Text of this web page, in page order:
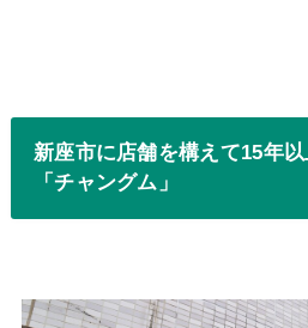
新座市に店舗を構えて15年
「チャングム」